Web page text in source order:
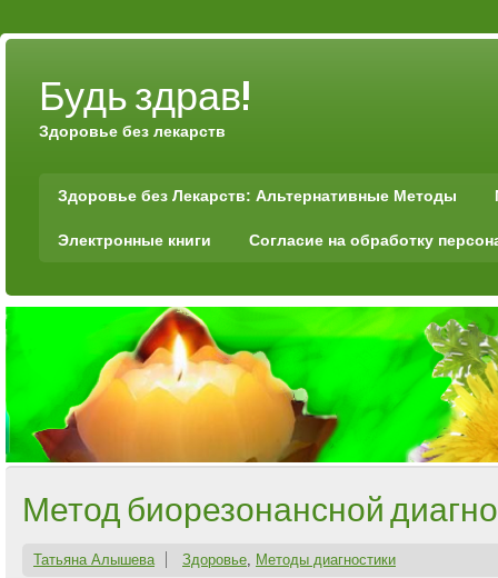
Будь здрав!
Здоровье без лекарств
Здоровье без Лекарств: Альтернативные Методы
Электронные книги Согласие на обработку
Метод биорезонансной
Татьяна Алышева Здоровье, Методы диагностики